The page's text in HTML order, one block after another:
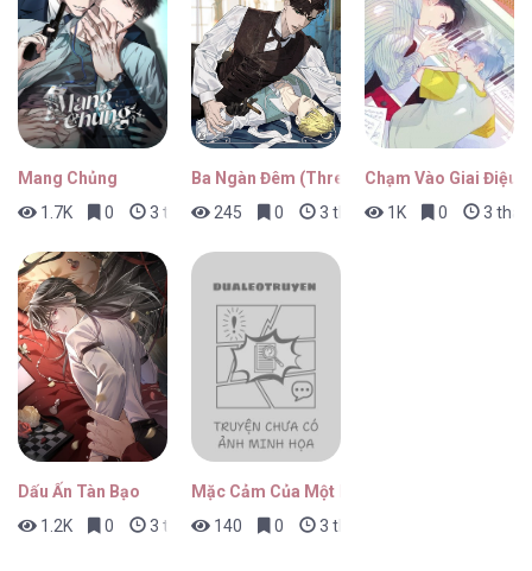
R2R: Run To Red [...] – Chap 1
Mang Chủng
1.7K
0 3 tháng trước
Ba Ngàn Đêm (Three Thousand Night)
245
0 3 tháng trước
Chạm Vào Giai Điệu
1K
0 3
Dấu Ấn Tàn Bạo
1.2K
0 3 tháng trước
Mặc Cảm Của Một Idol Thất Bại
140
0 3 tháng trước